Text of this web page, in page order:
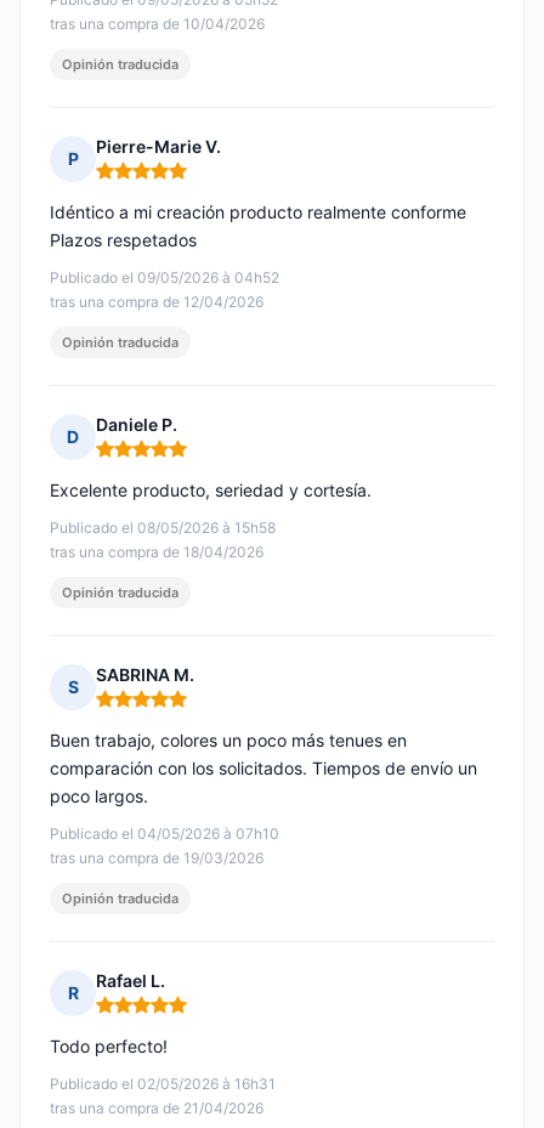
tras una compra de 10/04/2026
Opinión traducida
P
Pierre-Marie V.
Nota: 5 de 5
Publicado el 09/05/2026 à 04h52
tras una compra de 12/04/2026
Idéntico a mi creación producto realmente conforme
Plazos respetados
Opinión traducida
D
Daniele P.
Nota: 5 de 5
Publicado el 08/05/2026 à 15h58
tras una compra de 18/04/2026
Excelente producto, seriedad y cortesía.
Opinión traducida
S
SABRINA M.
Nota: 5 de 5
Publicado el 04/05/2026 à 07h10
tras una compra de 19/03/2026
Buen trabajo, colores un poco más tenues en
comparación con los solicitados. Tiempos de envío un
poco largos.
Opinión traducida
R
Rafael L.
Nota: 5 de 5
Publicado el 02/05/2026 à 16h31
tras una compra de 21/04/2026
Todo perfecto!